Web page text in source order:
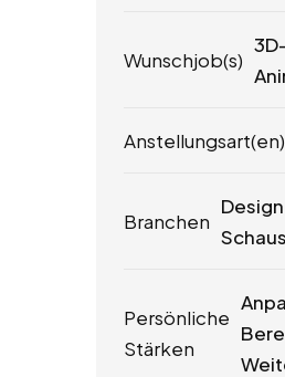
Wunschjob(s)
Anstellungsart(en)
Branchen
Persönliche
Stärken